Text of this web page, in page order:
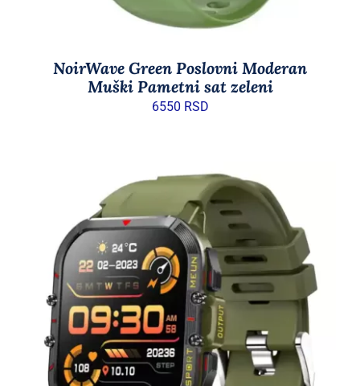
NoirWave Green Poslovni Moderan
Muški Pametni sat zeleni
6550 RSD
DODAJ U KORPU
/
DETAILS